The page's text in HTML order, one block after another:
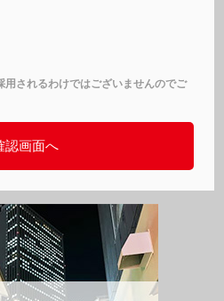
用されるわけではございませんのでご